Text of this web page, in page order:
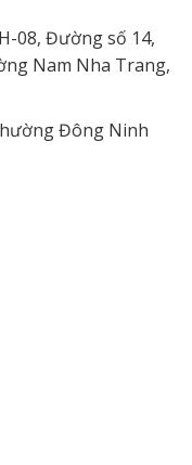
08, Đường số 14,
Nam Nha Trang,
Đông Ninh